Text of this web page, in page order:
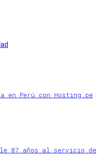
Perú con Hosting.pe
87 años al servicio de